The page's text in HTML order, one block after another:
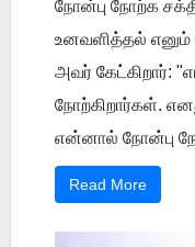
நோன்பு நோற்க
உனவளித்தல் எனும்
அவர் கேட்கிறார்:
நோற்கிறார்கள்.
என்னால் நோன்பு
Read More